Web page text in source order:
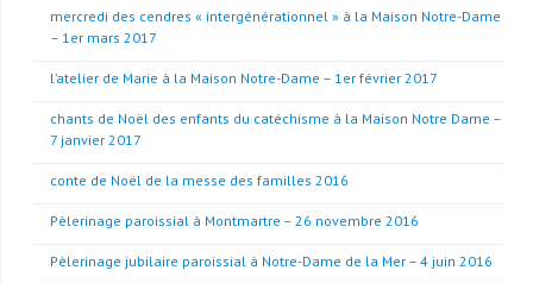
mercredi des cendres « intergénérationnel » à la Maison Notre-Dame
– 1er mars 2017
l’atelier de Marie à la Maison Notre-Dame – 1er février 2017
chants de Noël des enfants du catéchisme à la Maison Notre Dame –
7 janvier 2017
conte de Noël de la messe des familles 2016
Pèlerinage paroissial à Montmartre – 26 novembre 2016
Pèlerinage jubilaire paroissial à Notre-Dame de la Mer – 4 juin 2016